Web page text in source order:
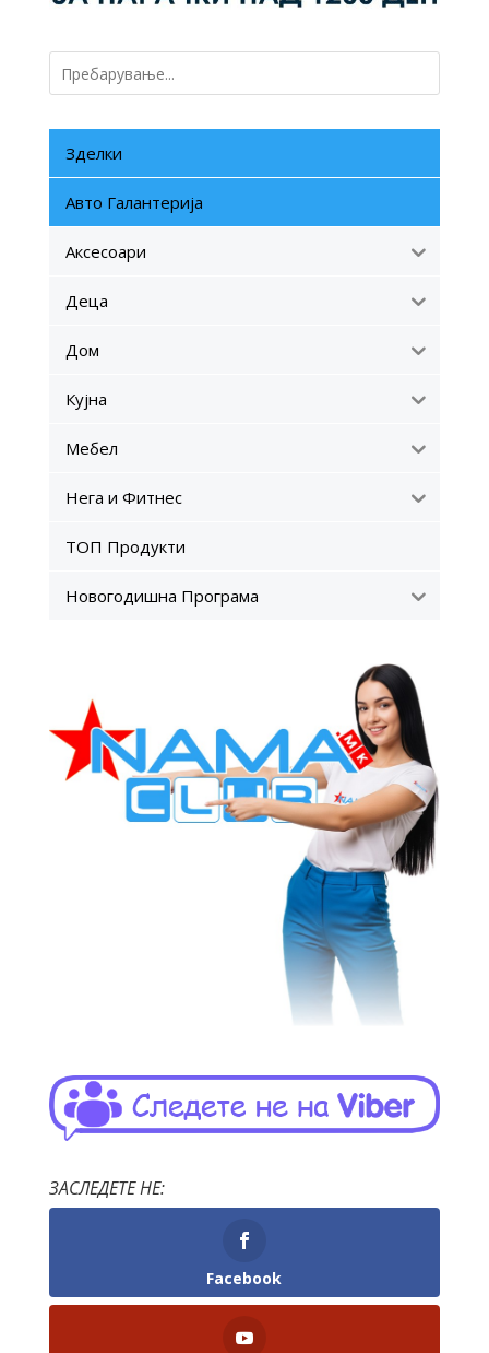
Зделки
Авто Галантерија
Аксесоари
Деца
Дом
Кујна
Мебел
Нега и Фитнес
ТОП Продукти
Новогодишна Програма
ЗАСЛЕДЕТЕ НЕ:
Facebook